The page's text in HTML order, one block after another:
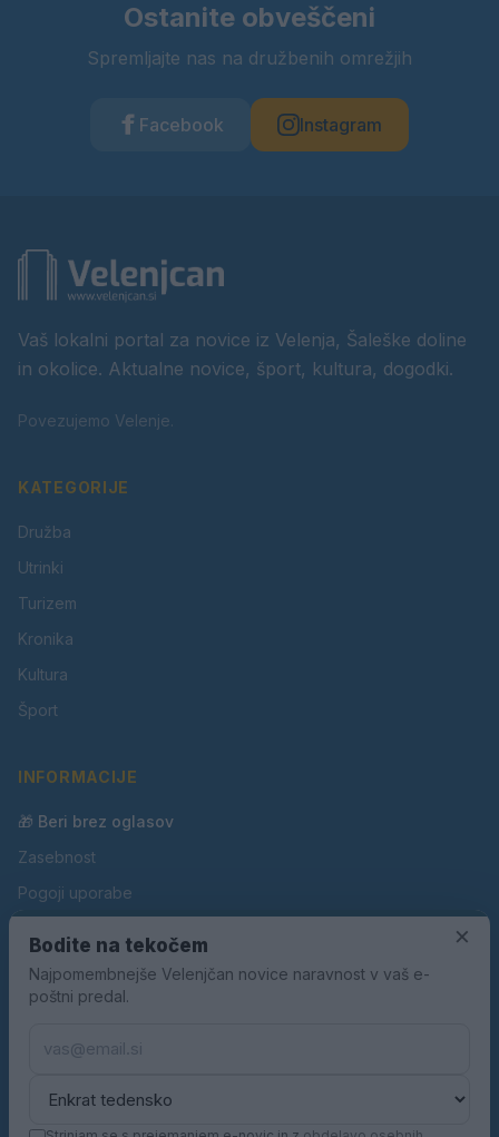
Ostanite obveščeni
Spremljajte nas na družbenih omrežjih
Facebook Instagram
Vaš lokalni portal za novice iz Velenja, Šaleške doline
in okolice. Aktualne novice, šport, kultura, dogodki.
Povezujemo Velenje.
KATEGORIJE
Družba
Utrinki
Turizem
Kronika
Kultura
Šport
INFORMACIJE
🎁 Beri brez oglasov
Zasebnost
Pogoji uporabe
Oglaševanje
Kontakt
×
Bodite na tekočem
Najpomembnejše Velenjčan novice naravnost v vaš e-
poštni predal.